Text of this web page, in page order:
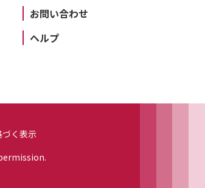
お問い合わせ
ヘルプ
く表示